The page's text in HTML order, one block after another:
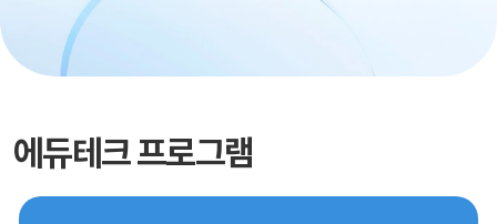
에듀테크 프로그램